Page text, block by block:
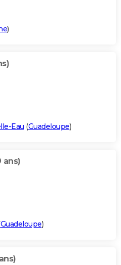
)
Eau (Guadeloupe)
ans)
Guadeloupe)